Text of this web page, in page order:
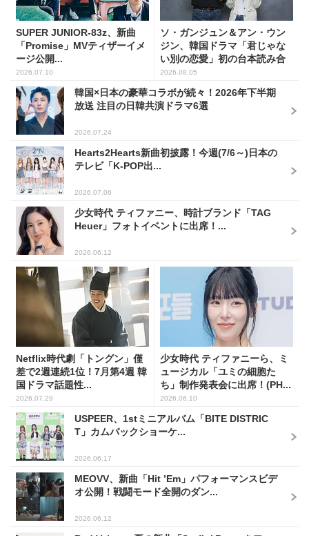
SUPER JUNIOR-83z、新曲
「Promise」MVティザーイメ
ージ公開...
2026.07.10
ソ・ガンジュン＆アン・ウン
ジン、韓国ドラマ「君じゃな
い別の恋愛」初の台本読み合
わ...
2026.08.05
韓国×日本の豪華コラボが続々！2026年下半期
放送 注目の日韓共演ドラマ6選
2026.07.24
Hearts2Hearts新曲初披露！今週(7/6～)日本の
テレビ「K-POP出...
2026.07.06
少女時代 ティファニー、時計ブランド「TAG
Heuer」フォトイベントに出席！...
2026.06.12
Netflix時代劇「トングン」僅
差で2週連続1位！7月第4週 韓
国ドラマ話題性...
2026.07.29
少女時代 ティファニーら、ミ
ュージカル「ユミの細胞た
ち」制作発表会に出席！(PH...
2026.06.10
USPEER、1stミニアルバム「BITE DISTRIC
T」カムバックショーケ...
2026.06.17
MEOVV、新曲「Hit ’Em」パフォーマンスビデ
オ公開！戦闘モード全開のダン...
2026.06.12